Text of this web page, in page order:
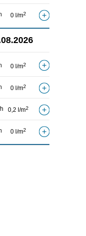
0 l/m2
0 l/m2
0 l/m2
0,2 l/m2
0 l/m2